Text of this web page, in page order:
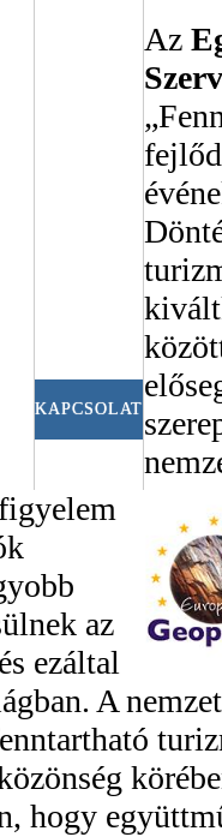
KAPCSOLAT
Az
az
ezáltal
A
hogy